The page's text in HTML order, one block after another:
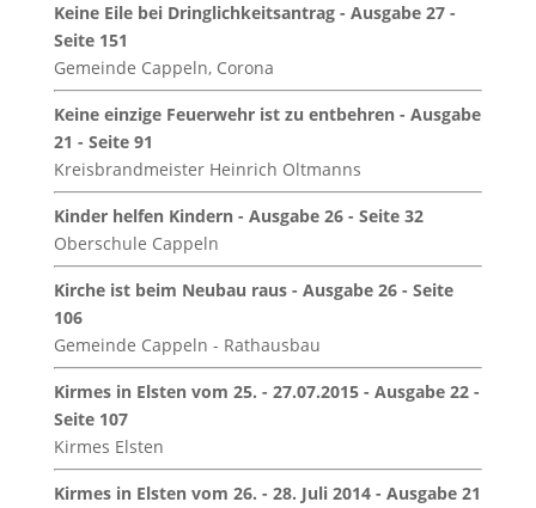
Keine Eile bei Dringlichkeitsantrag - Ausgabe 27 -
Seite 151
Gemeinde Cappeln, Corona
Keine einzige Feuerwehr ist zu entbehren - Ausgabe
21 - Seite 91
Kreisbrandmeister Heinrich Oltmanns
Kinder helfen Kindern - Ausgabe 26 - Seite 32
Oberschule Cappeln
Kirche ist beim Neubau raus - Ausgabe 26 - Seite
106
Gemeinde Cappeln - Rathausbau
Kirmes in Elsten vom 25. - 27.07.2015 - Ausgabe 22 -
Seite 107
Kirmes Elsten
Kirmes in Elsten vom 26. - 28. Juli 2014 - Ausgabe 21